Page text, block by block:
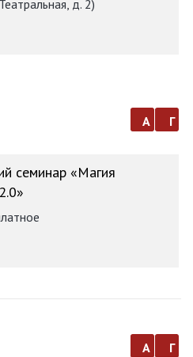
д. 2)
а г
семинар «Магия
а г